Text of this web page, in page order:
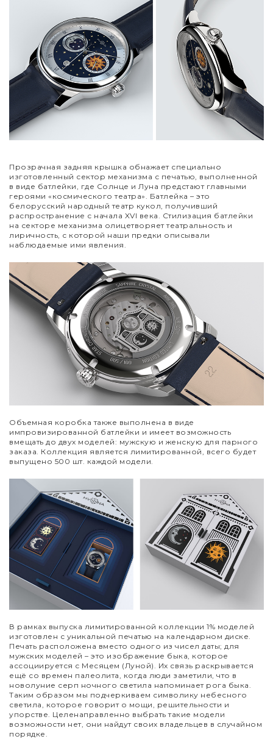
Прозрачная задняя крышка обнажает специально
изготовленный сектор механизма с печатью, выполненной
в виде батлейки, где Солнце и Луна предстают главными
героями «космического театра». Батлейка – это
белорусский народный театр кукол, получивший
распространение с начала XVI века. Стилизация батлейки
на секторе механизма олицетворяет театральность и
лиричность, с которой наши предки описывали
наблюдаемые ими явления.
Объемная коробка также выполнена в виде
импровизированной батлейки и имеет возможность
вмещать до двух моделей: мужскую и женскую для парного
заказа. Коллекция является лимитированной, всего будет
выпущено 500 шт. каждой модели.
В рамках выпуска лимитированной коллекции 1% моделей
изготовлен с уникальной печатью на календарном диске.
Печать расположена вместо одного из чисел даты; для
мужских моделей – это изображение быка, которое
ассоциируется с Месяцем (Луной). Их связь раскрывается
ещё со времен палеолита, когда люди заметили, что в
новолуние серп ночного светила напоминает рога быка.
Таким образом мы подчеркиваем символику небесного
светила, которое говорит о мощи, решительности и
упорстве. Целенаправленно выбрать такие модели
возможности нет, они найдут своих владельцев в случайном
порядке.